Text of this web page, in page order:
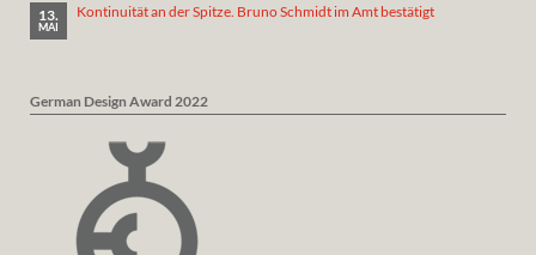
13.
MAI
Kontinuität an der Spitze. Bruno Schmidt im Amt bestätigt
German Design Award 2022